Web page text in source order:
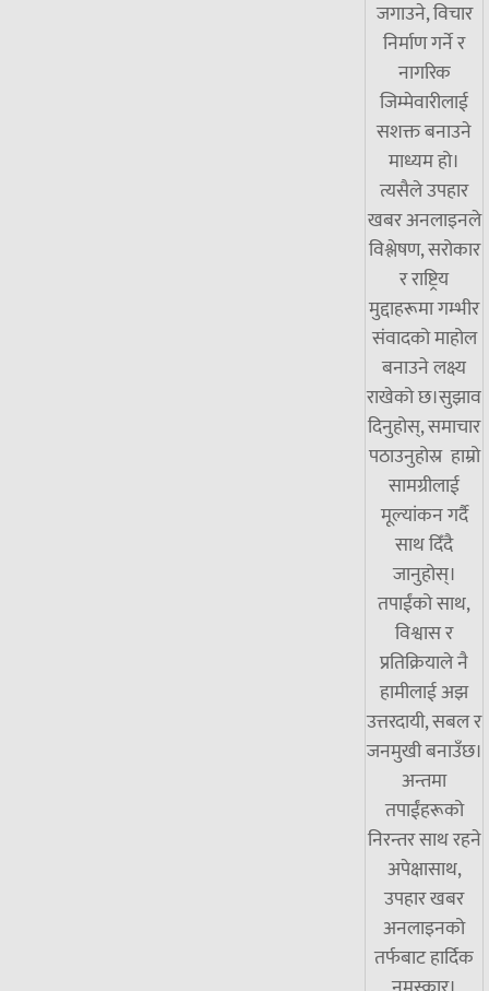
जगाउने, विचार
निर्माण गर्ने र
नागरिक
जिम्मेवारीलाई
सशक्त बनाउने
माध्यम हो।
त्यसैले उपहार
खबर अनलाइनले
विश्लेषण, सरोकार
र राष्ट्रिय
मुद्दाहरूमा गम्भीर
संवादको माहोल
बनाउने लक्ष्य
राखेको छ।सुझाव
दिनुहोस्, समाचार
पठाउनुहोस्र हाम्रो
सामग्रीलाई
मूल्यांकन गर्दै
साथ दिँदै
जानुहोस्।
तपाईंको साथ,
विश्वास र
प्रतिक्रियाले नै
हामीलाई अझ
उत्तरदायी, सबल र
जनमुखी बनाउँछ।
अन्तमा
तपाईंहरूको
निरन्तर साथ रहने
अपेक्षासाथ,
उपहार खबर
अनलाइनको
तर्फबाट हार्दिक